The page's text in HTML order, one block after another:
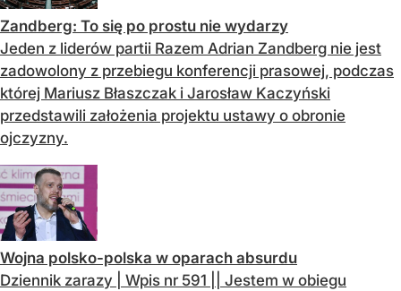
Zandberg: To się po prostu nie wydarzy
Jeden z liderów partii Razem Adrian Zandberg nie jest
zadowolony z przebiegu konferencji prasowej, podczas
której Mariusz Błaszczak i Jarosław Kaczyński
przedstawili założenia projektu ustawy o obronie
ojczyzny.
Wojna polsko-polska w oparach absurdu
Dziennik zarazy | Wpis nr 591 || Jestem w obiegu